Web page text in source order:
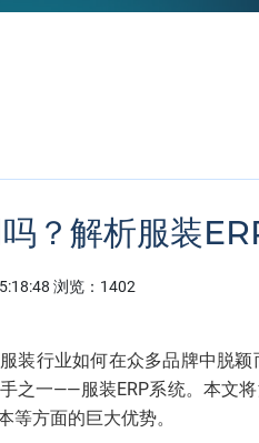
？解析服装
浏览：1402
装行业如何在众多品牌中脱
之一——服装ERP系统。本文
等方面的巨大优势。